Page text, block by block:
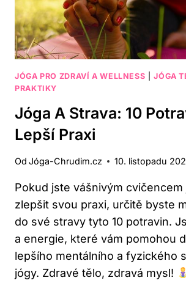
JÓGA PRO ZDRAVÍ A WELLNESS |JÓGA
PRAKTIKY
Jóga A Strava: 10
Lepší Praxi
Od Jóga-Chrudim.cz 10. listopadu
Pokud jste vášnivým
zlepšit svou praxi, určitě byste
do své stravy tyto 10 potravin.
a energie, které vám pomohou
lepšího mentálního a fyzického
jógy. Zdravé tělo, zdravá mysl!